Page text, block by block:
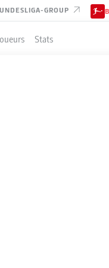
GROUP
Stats